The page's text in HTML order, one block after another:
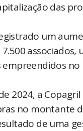
das
um
empreendidos
2024, a
no montante
de uma